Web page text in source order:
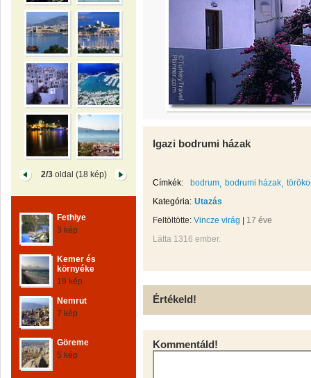
2/3oldal (18 kép)
Fethiye
3 kép
Kemer és
környéke
19 kép
Nemrut
7 kép
Göreme
5 kép
Igazi bodrumi házak
Címkék: bodrum bodrumi házak
Kategória: Utazás
Feltöltötte: Vincze virág
17 éve
Látta 1316 ember.
Értékeld!
Kommentáld!